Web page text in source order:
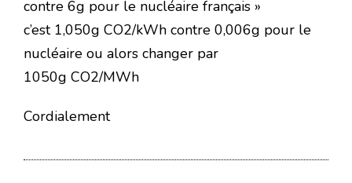
contre 6g pour le nucléaire français »
c’est 1,050g CO2/kWh contre 0,006g pour le
nucléaire ou alors changer par
1050g CO2/MWh
Cordialement